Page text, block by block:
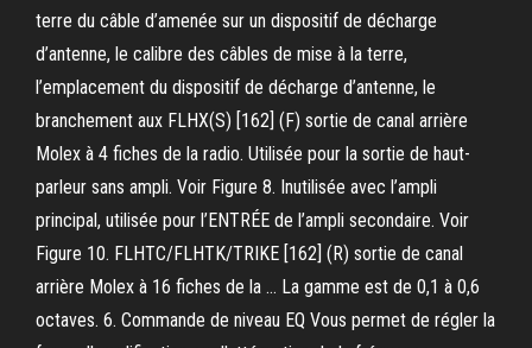
terre du câble d’amenée sur un dispositif de décharge
d’antenne, le calibre des câbles de mise à la terre,
l’emplacement du dispositif de décharge d’antenne, le
branchement aux FLHX(S) [162] (F) sortie de canal arrière
Molex à 4 fiches de la radio. Utilisée pour la sortie de haut-
parleur sans ampli. Voir Figure 8. Inutilisée avec l’ampli
principal, utilisée pour l’ENTRÉE de l’ampli secondaire. Voir
Figure 10. FLHTC/FLHTK/TRIKE [162] (R) sortie de canal
arrière Molex à 16 fiches de la … La gamme est de 0,1 à 0,6
octaves. 6. Commande de niveau EQ Vous permet de régler la